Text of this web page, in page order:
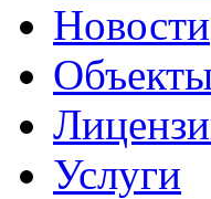
Новости
Услуги